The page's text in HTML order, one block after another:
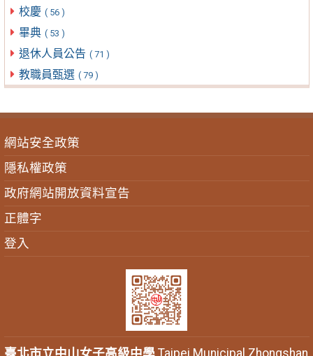
校慶 ( 56 )
畢典 ( 53 )
退休人員公告 ( 71 )
教職員甄選 ( 79 )
網站安全政策
隱私權政策
政府網站開放資料宣告
正體字
登入